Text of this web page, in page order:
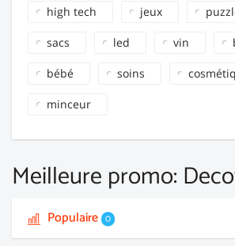
high tech jeux
sacs led vin
bébé soins
minceur
Meilleure promo:
Populaire 0